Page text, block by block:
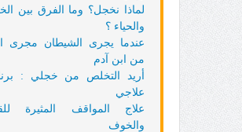
لماذا نخجل؟ وما الفرق بين
والحياء ؟
عندما يجرى الشيطان مجرى
من ابن آدم
أريد التخلص من خجلي :
علاجي
علاج المواقف المثيرة
والخوف